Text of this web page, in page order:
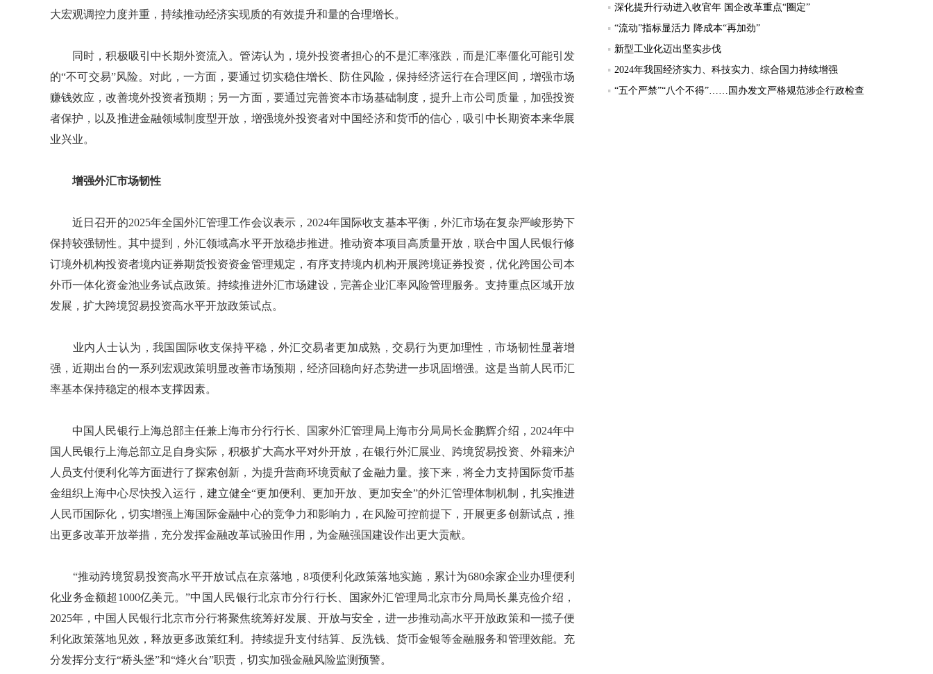
大宏观调控力度并重，持续推动经济实现质的有效提升和量的合理增长。
同时，积极吸引中长期外资流入。管涛认为，境外投资者担心的不是汇率涨跌，而是汇率僵化可能引发
的“不可交易”风险。对此，一方面，要通过切实稳住增长、防住风险，保持经济运行在合理区间，增强市场
赚钱效应，改善境外投资者预期；另一方面，要通过完善资本市场基础制度，提升上市公司质量，加强投资
者保护，以及推进金融领域制度型开放，增强境外投资者对中国经济和货币的信心，吸引中长期资本来华展
业兴业。
增强外汇市场韧性
近日召开的2025年全国外汇管理工作会议表示，2024年国际收支基本平衡，外汇市场在复杂严峻形势下
保持较强韧性。其中提到，外汇领域高水平开放稳步推进。推动资本项目高质量开放，联合中国人民银行修
订境外机构投资者境内证券期货投资资金管理规定，有序支持境内机构开展跨境证券投资，优化跨国公司本
外币一体化资金池业务试点政策。持续推进外汇市场建设，完善企业汇率风险管理服务。支持重点区域开放
发展，扩大跨境贸易投资高水平开放政策试点。
业内人士认为，我国国际收支保持平稳，外汇交易者更加成熟，交易行为更加理性，市场韧性显著增
强，近期出台的一系列宏观政策明显改善市场预期，经济回稳向好态势进一步巩固增强。这是当前人民币汇
率基本保持稳定的根本支撑因素。
中国人民银行上海总部主任兼上海市分行行长、国家外汇管理局上海市分局局长金鹏辉介绍，2024年中
国人民银行上海总部立足自身实际，积极扩大高水平对外开放，在银行外汇展业、跨境贸易投资、外籍来沪
人员支付便利化等方面进行了探索创新，为提升营商环境贡献了金融力量。接下来，将全力支持国际货币基
金组织上海中心尽快投入运行，建立健全“更加便利、更加开放、更加安全”的外汇管理体制机制，扎实推进
人民币国际化，切实增强上海国际金融中心的竞争力和影响力，在风险可控前提下，开展更多创新试点，推
出更多改革开放举措，充分发挥金融改革试验田作用，为金融强国建设作出更大贡献。
“推动跨境贸易投资高水平开放试点在京落地，8项便利化政策落地实施，累计为680余家企业办理便利
化业务金额超1000亿美元。”中国人民银行北京市分行行长、国家外汇管理局北京市分局局长巢克俭介绍，
2025年，中国人民银行北京市分行将聚焦统筹好发展、开放与安全，进一步推动高水平开放政策和一揽子便
利化政策落地见效，释放更多政策红利。持续提升支付结算、反洗钱、货币金银等金融服务和管理效能。充
分发挥分支行“桥头堡”和“烽火台”职责，切实加强金融风险监测预警。
深化提升行动进入收官年 国企改革重点“圈定”
“流动”指标显活力 降成本“再加劲”
新型工业化迈出坚实步伐
2024年我国经济实力、科技实力、综合国力持续增强
“五个严禁”“八个不得”……国办发文严格规范涉企行政检查